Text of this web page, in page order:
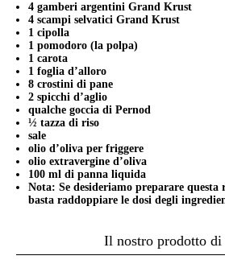
4 gamberi argentini Grand Krust
4 scampi selvatici Grand Krust
1 cipolla
1 pomodoro (la polpa)
1 carota
1 foglia d’alloro
8 crostini di pane
2 spicchi d’aglio
qualche goccia di Pernod
½ tazza di riso
sale
olio d’oliva per friggere
olio extravergine d’oliva
100 ml di panna liquida
Nota: Se desideriamo preparare questa
basta raddoppiare le dosi degli
Il nostro prodotto di